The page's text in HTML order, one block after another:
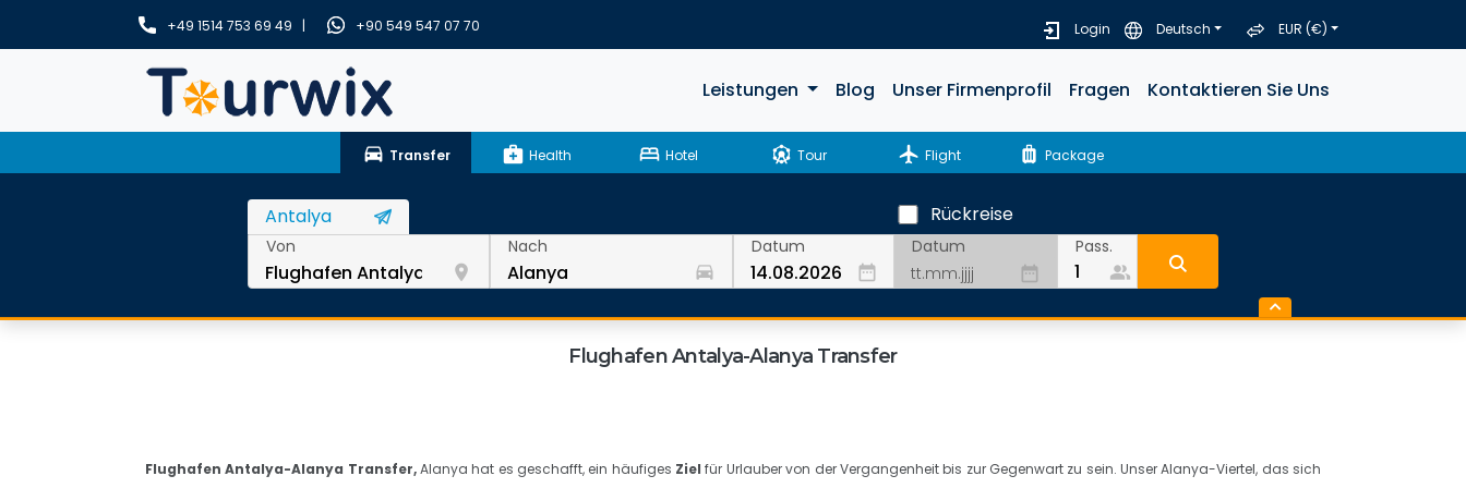
+49 1514 753 69 49 | +90 549 547 07 70 Login Deutsch EUR (€)
Leistungen Blog Unser Firmenprofil Fragen Kontaktieren Sie Uns
drive_eta Transfer medical_services Health bed Hotel attractions Tour flight Flight luggage Package
Von
room
Nach
drive_eta
Datum
date_range
Rückreise
Datum
date_range
Pass.
people_alt
Flughafen Antalya-Alanya Transfer
Flughafen Antalya-Alanya Transfer,Alanya hat es geschafft, ein häufiges Ziel für Urlauber von der Vergangenheit bis zur Gegenwart zu sein. Unser Alanya-Viertel, das sich